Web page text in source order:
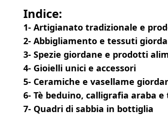
Indice:
1- Artigianato tradizionale e
2- Abbigliamento e tessuti
3- Spezie giordane e prodotti
4- Gioielli unici e accessori
5- Ceramiche e vasellame
6- Tè beduino, calligrafia araba
7- Quadri di sabbia in bottiglia